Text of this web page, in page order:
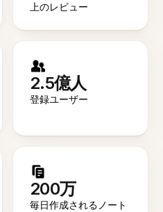
上のレビュー
2.5億人
登録ユーザー
200万
毎日作成されるノート